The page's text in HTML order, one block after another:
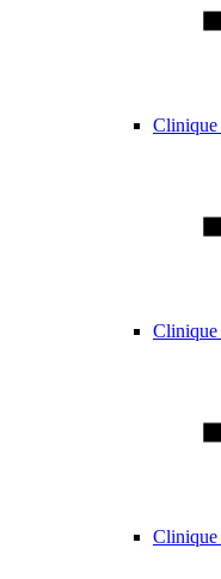
Clinique
Clinique
Clinique